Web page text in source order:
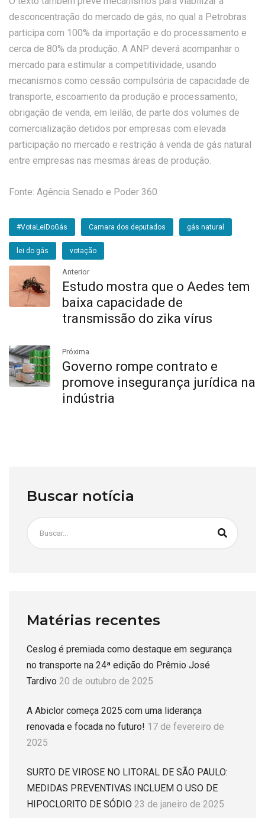
desconcentração do mercado de gás, no qual a Petrobras
participa com 100% da importação e do processamento e
cerca de 80% da produção. A ANP deverá acompanhar o
mercado para estimular a competitividade, usando
mecanismos como cessão compulsória de capacidade de
transporte, escoamento da produção e processamento;
obrigação de venda, em leilão, de parte dos volumes de
comercialização detidos por empresas com elevada
participação no mercado e restrição à venda de gás natural
entre empresas nas mesmas áreas de produção.
Fonte: Agência Senado e Poder 360
#VotaLeiDoGás Camara dos deputados gás natural
lei do gás votação
Anterior
Estudo mostra que o Aedes tem
baixa capacidade de
transmissão do zika vírus
Próxima
Governo rompe contrato e
promove insegurança jurídica na
indústria
Buscar notícia
Matérias recentes
Ceslog é premiada como destaque em segurança
no transporte na 24ª edição do Prêmio José
Tardivo 20 de outubro de 2025
A Abiclor começa 2025 com uma liderança
renovada e focada no futuro! 17 de fevereiro de
2025
SURTO DE VIROSE NO LITORAL DE SÃO PAULO:
MEDIDAS PREVENTIVAS INCLUEM O USO DE
HIPOCLORITO DE SÓDIO 23 de janeiro de 2025